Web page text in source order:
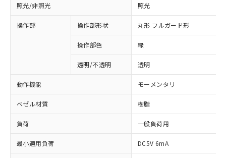
照光/非照光 照光
操作部 操作部形状 丸形 フルガード形
操作部色 緑
透明/不透明 透明
動作機能 モーメンタリ
ベゼル材質 樹脂
負荷 一般負荷用
最小適用負荷 DC5V 6mA